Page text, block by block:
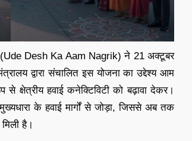
(Ude Desh Ka Aam Nagrik) ने 21 अक्टूबर
द्वारा संचालित इस योजना का उद्देश्य आम
क्षेत्रीय हवाई कनेक्टिविटी को बढ़ावा देकर।
के हवाई मार्गों से जोड़ा, जिससे अब तक
है।